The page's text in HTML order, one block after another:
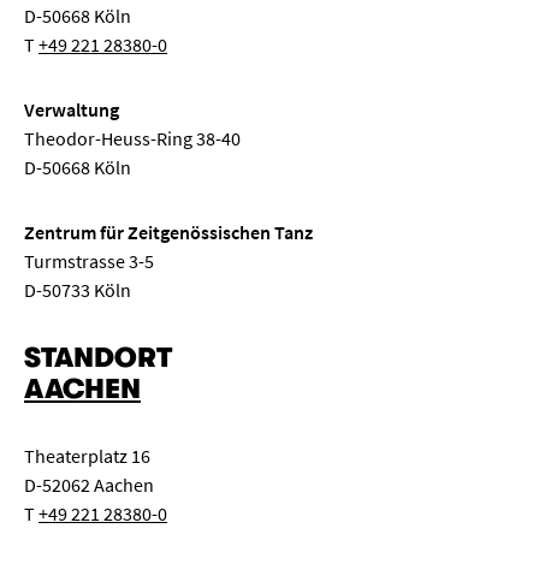
D-50668 Köln
T+49 221 28380-0
Verwaltung
Theodor-Heuss-Ring 38-40
D-50668 Köln
Zentrum für Zeitgenössischen Tanz
Turmstrasse 3-5
D-50733 Köln
STANDORT
AACHEN
Theaterplatz 16
D-52062 Aachen
T+49 221 28380-0